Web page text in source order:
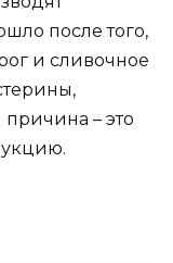
после того,
и сливочное
причина – это